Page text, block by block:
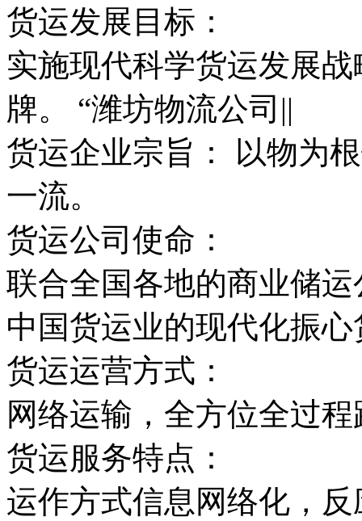
货运发展目标：
实施现代科学货运发展
牌。 “潍坊物流公司||
货运企业宗旨： 以物为
一流。
货运公司使命：
联合全国各地的商业储
中国货运业的现代化振
货运运营方式：
网络运输，全方位全过
货运服务特点：
运作方式信息网络化，